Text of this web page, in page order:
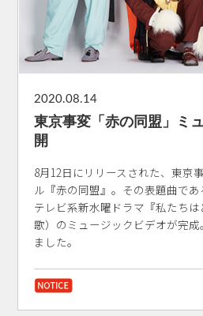
2020.08.14
東京事変「赤の同盟」ミ
開
8月12日にリリースされた、東京
ル『赤の同盟』。その表題曲で
テレビ系新水曜ドラマ『私たち
歌）のミュージックビデオが完
ました。